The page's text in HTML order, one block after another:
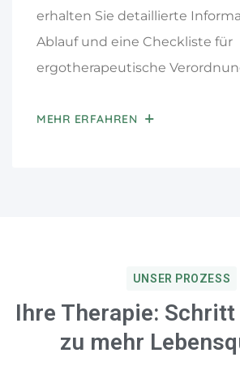
erhalten Sie detaillierte
Ablauf und eine Checkliste für
ergotherapeutische
MEHR ERFAHREN
UNSER PROZESS
Ihre Therapie:
zu mehr